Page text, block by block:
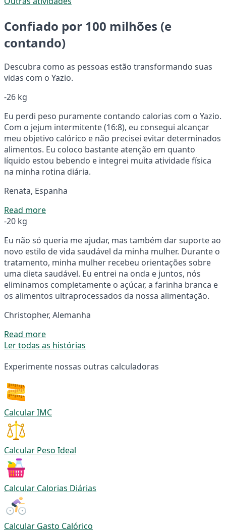
Confiado por 100 milhões (e
contando)
Descubra como as pessoas estão transformando suas
vidas com o Yazio.
-26 kg
Eu perdi peso puramente contando calorias com o Yazio.
Com o jejum intermitente (16:8), eu consegui alcançar
meu objetivo calórico e não precisei evitar determinados
alimentos. Eu coloco bastante atenção em quanto
líquido estou bebendo e integrei muita atividade física
na minha rotina diária.
Renata, Espanha
Read more
-20 kg
Eu não só queria me ajudar, mas também dar suporte ao
novo estilo de vida saudável da minha mulher. Durante o
tratamento, minha mulher recebeu orientações sobre
uma dieta saudável. Eu entrei na onda e juntos, nós
eliminamos completamente o açúcar, a farinha branca e
os alimentos ultraprocessados da nossa alimentação.
Christopher, Alemanha
Read more
Ler todas as histórias
Experimente nossas outras calculadoras
Calcular IMC
Calcular Peso Ideal
Calcular Calorias Diárias
Calcular Gasto Calórico